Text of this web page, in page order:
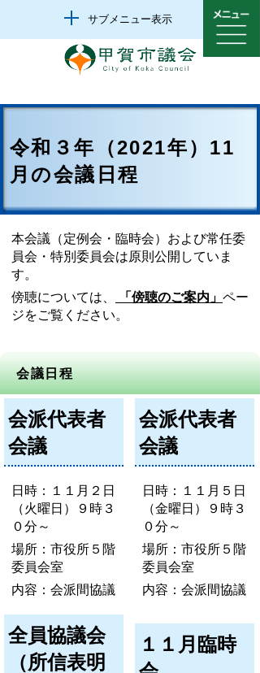
サブメニュー表示
令和３年（2021年）11
月の会議日程
本会議（定例会・臨時会）および常任委
員会・特別委員会は原則公開していま
す。
傍聴については、
「傍聴のご案内」 ペー
ジをご覧ください。
会議日程
会派代表者
会議
日時：１１月２日
（火曜日）９時３
０分～
場所：市役所５階
委員会室
内容：会派間協議
会派代表者
会議
日時：１１月５日
（金曜日）９時３
０分～
場所：市役所５階
委員会室
内容：会派間協議
全員協議会
（所信表明
１１月臨時